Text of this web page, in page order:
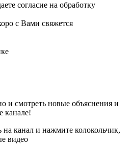
согласие на обработку
с Вами свяжется
и смотреть новые объяснения и
канале!
канал и нажмите колокольчик,
видео